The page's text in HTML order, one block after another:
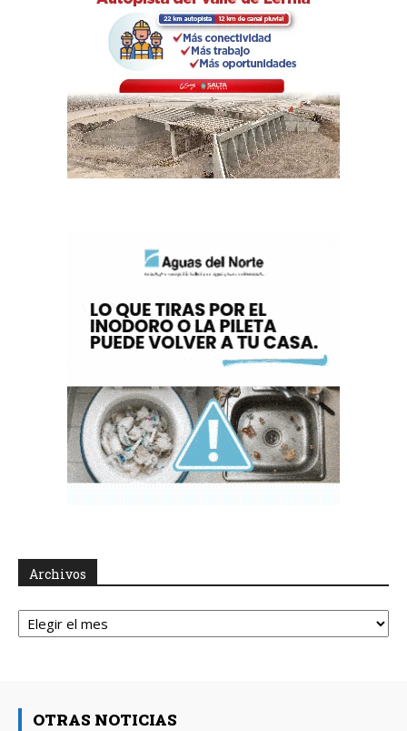
Archivos
Archivos
OTRAS NOTICIAS